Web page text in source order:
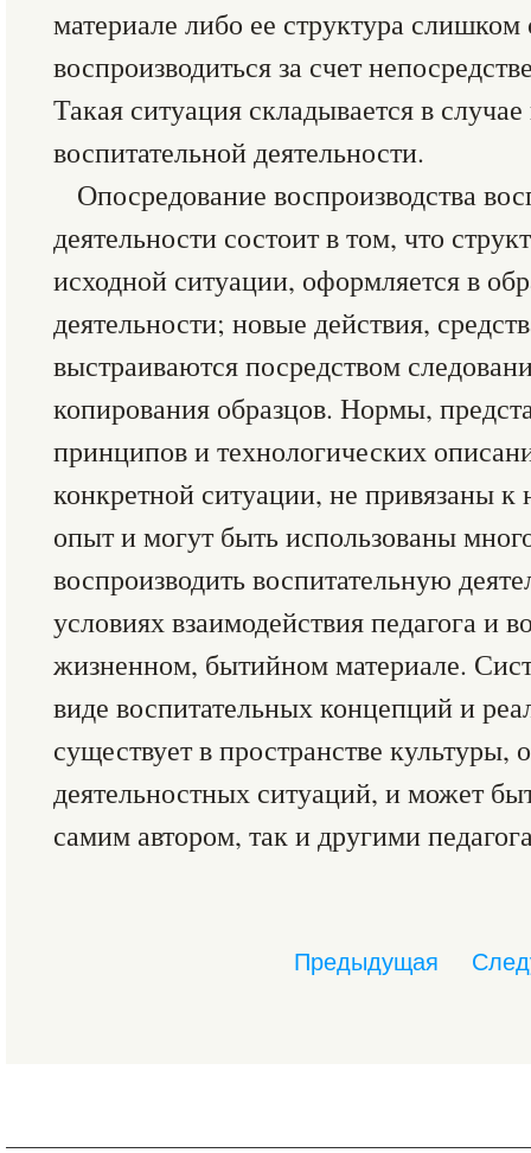
материале либо ее структура
воспроизводиться за счет
Такая ситуация складывается в
воспитательной деятельности.
Опосредование воспроизводства
деятельности состоит в том, что
исходной ситуации, оформляется в
деятельности; новые действия,
выстраиваются посредством
копирования образцов. Нормы,
принципов и технологических
конкретной ситуации, не привязаны к
опыт и могут быть использованы
воспроизводить воспитательную
условиях взаимодействия педагога и
жизненном, бытийном материале.
виде воспитательных концепций и
существует в пространстве культуры,
деятельностных ситуаций, и может
самим автором, так и другими
Предыдущая